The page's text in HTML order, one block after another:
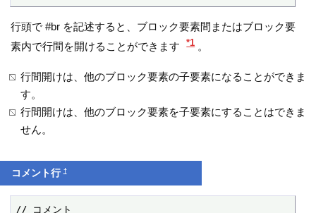
行頭で #br を記述すると、ブロック要素間またはブロック要
素内で行間を開けることができます
*1 。
行間開けは、他のブロック要素の子要素になることができま
す。
行間開けは、他のブロック要素を子要素にすることはできま
せん。
コメント行†
// コメント